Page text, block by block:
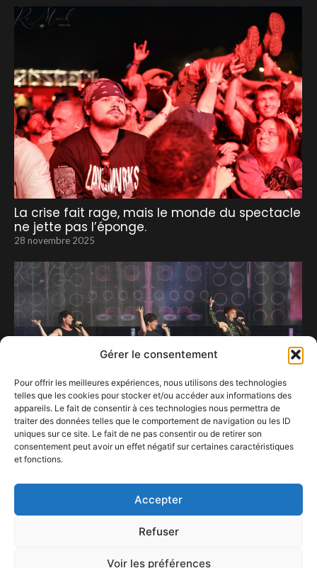
Gérer le consentement
Pour offrir les meilleures expériences, nous utilisons des technologies
telles que les cookies pour stocker et/ou accéder aux informations des
appareils. Le fait de consentir à ces technologies nous permettra de
traiter des données telles que le comportement de navigation ou les ID
uniques sur ce site. Le fait de ne pas consentir ou de retirer son
consentement peut avoir un effet négatif sur certaines caractéristiques
et fonctions.
Accepter
Refuser
Voir les préférences
La crise fait rage, mais le monde du spectacle
ne jette pas l’éponge.
28 novembre 2025
17 juillet 2026